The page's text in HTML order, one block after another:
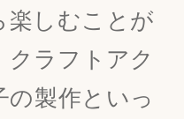
楽しむことが
ラフトアク
製作といっ